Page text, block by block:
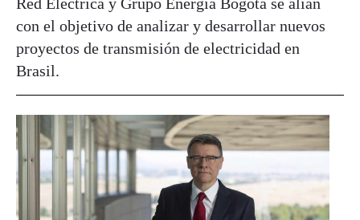
con el objetivo de analizar y desarrollar nuevos
proyectos de transmisión de electricidad en
Brasil.